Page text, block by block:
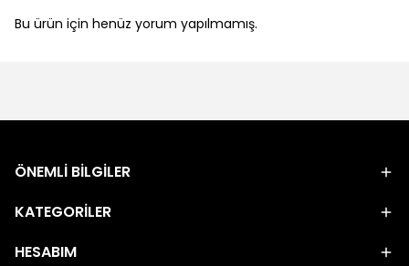
Bu ürün için henüz yorum yapılmamış.
ÖNEMLİ BİLGİLER
KATEGORİLER
HESABIM